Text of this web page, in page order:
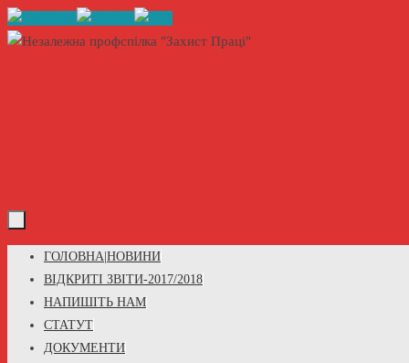
Skip
to
Skip
content
ГОЛОВНА|НОВИНИ
ВІДКРИТІ ЗВІТИ-2017/2018
НАПИШІТЬ НАМ
СТАТУТ
ДОКУМЕНТИ